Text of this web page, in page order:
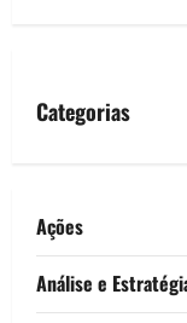
Categorias
Ações
Análise e